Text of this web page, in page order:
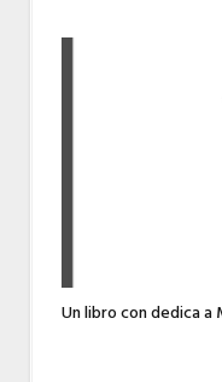
Un libro con dedica a